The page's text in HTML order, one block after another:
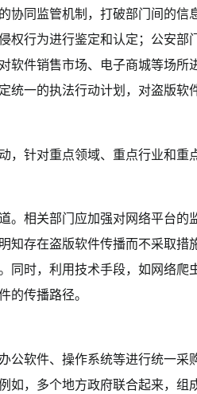
协同监管机制，打破部门间的信
权行为进行鉴定和认定；公安部
软件销售市场、电子商城等场所
统一的执法行动计划，对盗版软
，针对重点领域、重点行业和重
相关部门应加强对网络平台的
知存在盗版软件传播而不采取措
同时，利用技术手段，如网络爬
的传播路径。
公软件、操作系统等进行统一采
如，多个地方政府联合起来，组